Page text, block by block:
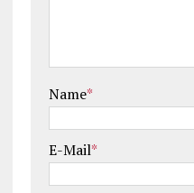
Name*
E-Mail*